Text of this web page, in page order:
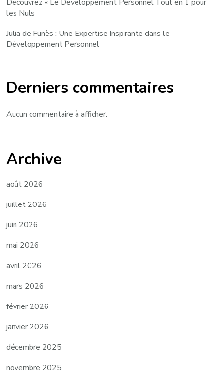
Découvrez « Le Développement Personnel Tout en 1 pour
les Nuls
Julia de Funès : Une Expertise Inspirante dans le
Développement Personnel
Derniers commentaires
Aucun commentaire à afficher.
Archive
août 2026
juillet 2026
juin 2026
mai 2026
avril 2026
mars 2026
février 2026
janvier 2026
décembre 2025
novembre 2025